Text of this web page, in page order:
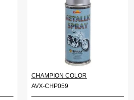
CHAMPION COLOR
AVX-CHP059